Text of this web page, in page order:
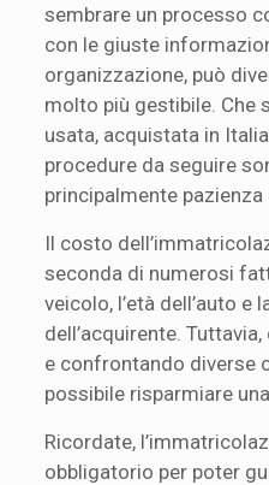
sembrare un processo
con le giuste
organizzazione, può
molto più gestibile. Che
usata, acquistata in
procedure da seguire
principalmente
Il costo
seconda di numerosi
veicolo, l’età dell’auto e
dell’acquirente.
e confrontando diverse
possibile risparmiare
Ricordate,
obbligatorio per poter